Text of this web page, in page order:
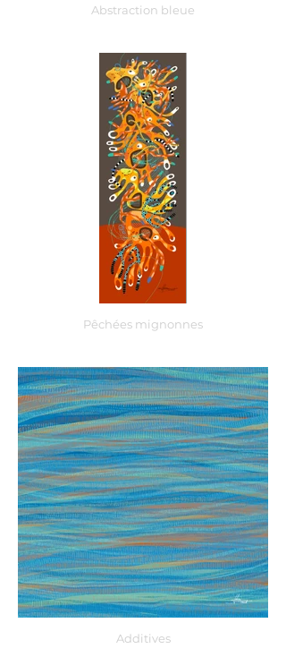
Abstraction bleue
Pêchées mignonnes
Additives